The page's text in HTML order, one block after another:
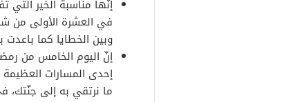
إنّها مناسبة الخير التي
في العشرة الأولى من
وبين الخطايا كما
إنّ اليوم الخامس من
إحدى المسارات العظيمة
ما نرتقي به إلى جنّتك،